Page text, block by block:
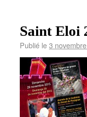
Saint Eloi
Publié le3